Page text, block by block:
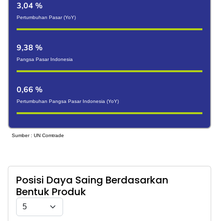
3,04 %
Pertumbuhan Pasar (YoY)
9,38 %
Pangsa Pasar Indonesia
0,66 %
Pertumbuhan Pangsa Pasar Indonesia (YoY)
Sumber : UN Comtrade
Posisi Daya Saing Berdasarkan
Bentuk Produk